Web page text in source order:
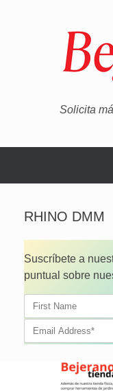
Solicita
RHINO DMM
Suscríbete a
puntual sobre